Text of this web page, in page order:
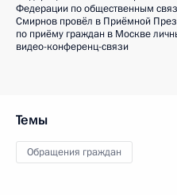
Федерации по общественным
Смирнов провёл в Приёмной
по приёму граждан в Москве
видео-конференц-связи
Темы
Обращения граждан